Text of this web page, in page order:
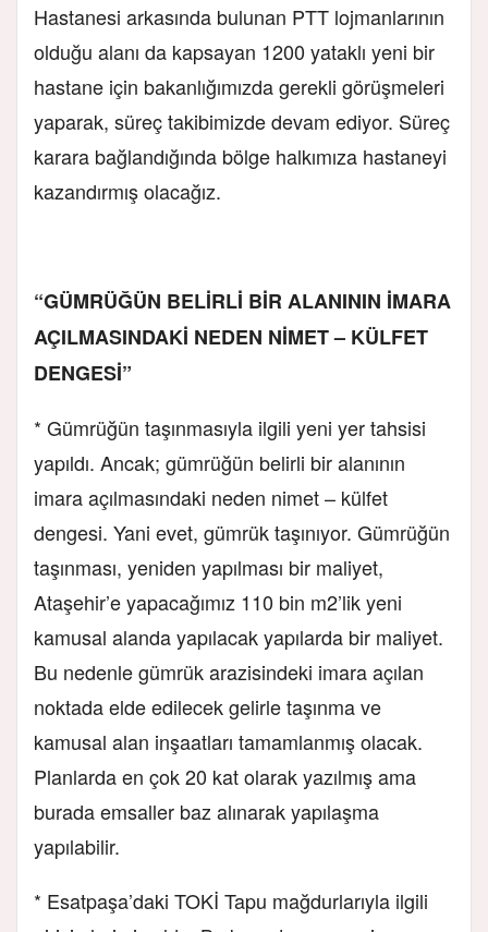
Hastanesi arkasında bulunan PTT lojmanlarının
olduğu alanı da kapsayan 1200 yataklı yeni bir
hastane için bakanlığımızda gerekli görüşmeleri
yaparak, süreç takibimizde devam ediyor. Süreç
karara bağlandığında bölge halkımıza hastaneyi
kazandırmış olacağız.
“GÜMRÜĞÜN BELİRLİ BİR ALANININ İMARA
AÇILMASINDAKİ NEDEN NİMET – KÜLFET
DENGESİ”
* Gümrüğün taşınmasıyla ilgili yeni yer tahsisi
yapıldı. Ancak; gümrüğün belirli bir alanının
imara açılmasındaki neden nimet – külfet
dengesi. Yani evet, gümrük taşınıyor. Gümrüğün
taşınması, yeniden yapılması bir maliyet,
Ataşehir’e yapacağımız 110 bin m2’lik yeni
kamusal alanda yapılacak yapılarda bir maliyet.
Bu nedenle gümrük arazisindeki imara açılan
noktada elde edilecek gelirle taşınma ve
kamusal alan inşaatları tamamlanmış olacak.
Planlarda en çok 20 kat olarak yazılmış ama
burada emsaller baz alınarak yapılaşma
yapılabilir.
* Esatpaşa’daki TOKİ Tapu mağdurlarıyla ilgili